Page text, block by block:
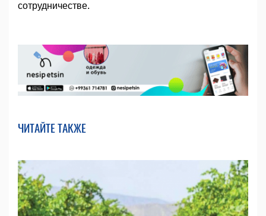
сотрудничестве.
ЧИТАЙТЕ ТАКЖЕ